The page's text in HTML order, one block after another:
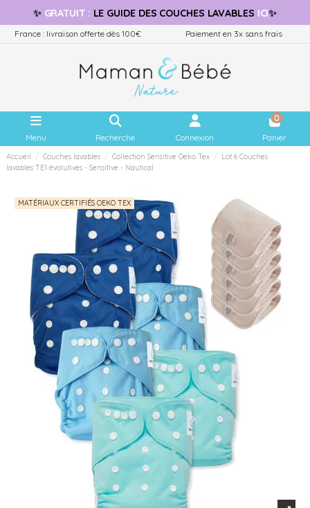
✨ GRATUIT: LE GUIDE DES COUCHES LAVABLES ICI✨
France : livraison offerte dès 100€ Paiement en 3x sans frais
Menu Recherche Connexion
0
Panier
Accueil Couches lavables Collection Sensitive Oeko Tex
Lot 6 Couches
lavables TE1 évolutives - Sensitive - Nautical
MATÉRIAUX CERTIFIÉS OEKO TEX